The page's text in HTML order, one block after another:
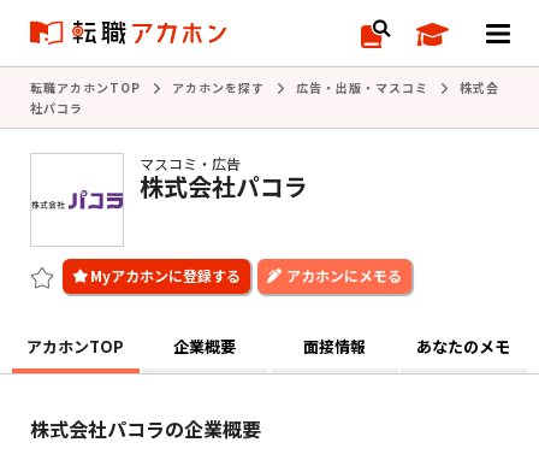
転職アカホンTOP アカホンを探す 広告・出版・マスコミ
株式会
社パコラ
マスコミ・広告
株式会社パコラ
アカホンにメモる
アカホンTOP 企業概要 面接情報 あなたのメモ
株式会社パコラの企業概要